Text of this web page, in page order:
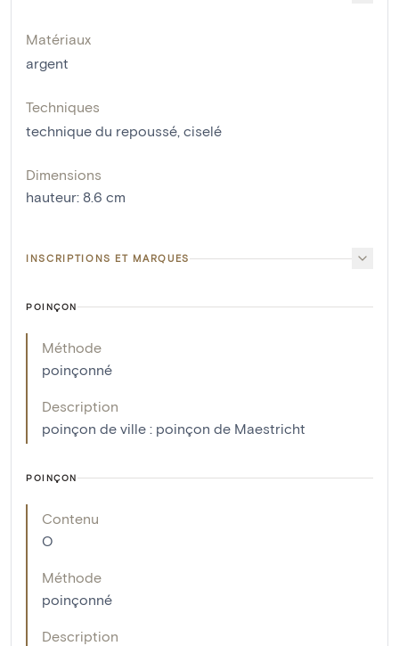
Matériaux
argent
Techniques
technique du repoussé, ciselé
Dimensions
hauteur: 8.6 cm
INSCRIPTIONS ET MARQUES
POINÇON
Méthode
poinçonné
Description
poinçon de ville : poinçon de Maestricht
POINÇON
Contenu
O
Méthode
poinçonné
Description